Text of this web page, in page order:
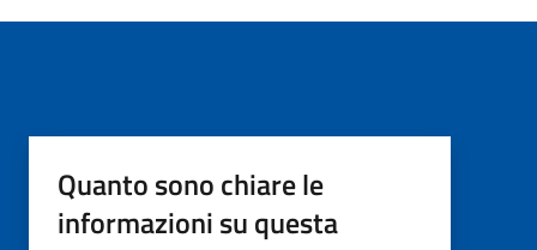
Quanto sono chiare le
informazioni su questa